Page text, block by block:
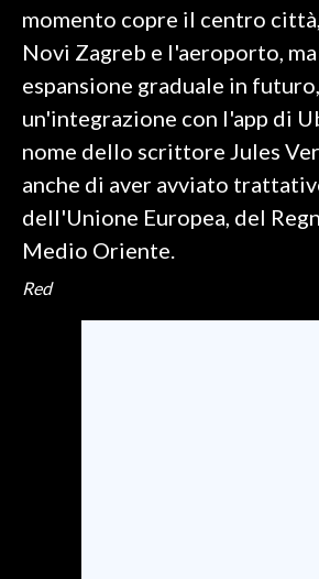
SARDEGNA TURISMO
SARDI NEL MONDO
NOTIZIE
EVENTI
3 MINUTI CON
momento copre il centro
Novi Zagreb e l'aeroporto,
espansione graduale in
un'integrazione con l'app di
nome dello scrittore Jules
anche di aver avviato
dell'Unione Europea, del
Medio Oriente.
Red